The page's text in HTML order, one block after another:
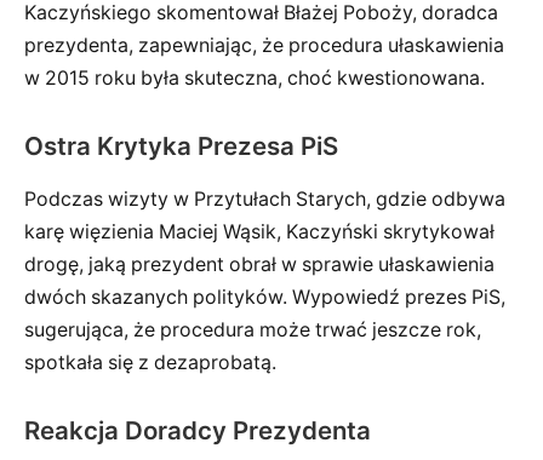
Kaczyńskiego skomentował Błażej Poboży, doradca
prezydenta, zapewniając, że procedura ułaskawienia
w 2015 roku była skuteczna, choć kwestionowana.
Ostra Krytyka Prezesa PiS
Podczas wizyty w Przytułach Starych, gdzie odbywa
karę więzienia Maciej Wąsik, Kaczyński skrytykował
drogę, jaką prezydent obrał w sprawie ułaskawienia
dwóch skazanych polityków. Wypowiedź prezes PiS,
sugerująca, że procedura może trwać jeszcze rok,
spotkała się z dezaprobatą.
Reakcja Doradcy Prezydenta